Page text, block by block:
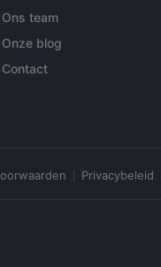
Ons team
Onze blog
Contact
Privacybeleid